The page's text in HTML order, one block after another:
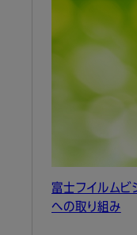
富士フイルムビ
への取り組み